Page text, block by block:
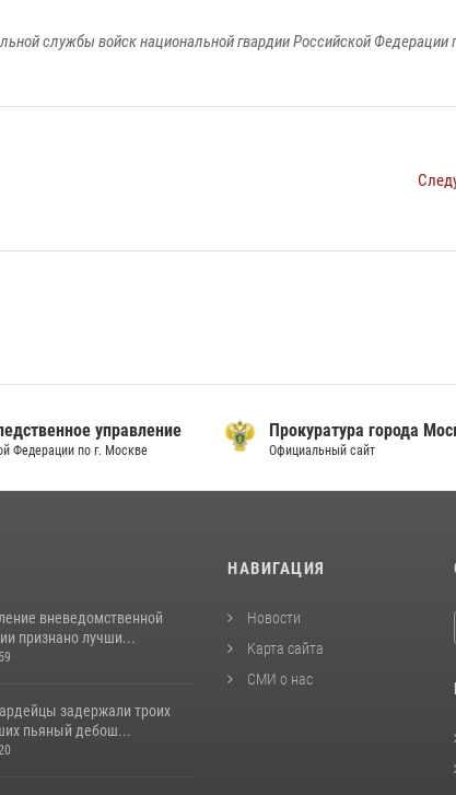
службы войск национальной гвардии Российской Федерации
управление
Федерации по г. Москве
Прокуратура города
Официальный сайт
вневедомственной
признано лучши...
задержали троих
пьяный дебош...
НАВИГАЦИЯ
Новости
Карта сайта
СМИ о нас